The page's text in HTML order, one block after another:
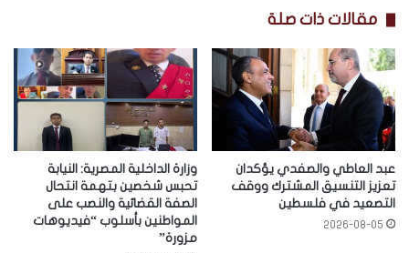
مقالات ذات صلة
عبد العاطي والصفدي يؤكدان
تعزيز التنسيق المشترك ووقف
التصعيد في فلسطين
2026-08-05
وزارة الداخلية المصرية: النيابة
تحبس شخصين بتهمة انتحال
الصفة القضائية والنصب على
المواطنين بأسلوب “فيديوهات
مزورة”